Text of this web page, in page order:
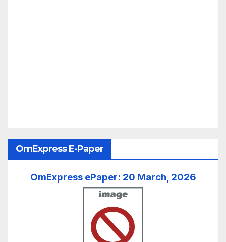
OmExpress E-Paper
OmExpress ePaper: 20 March, 2026